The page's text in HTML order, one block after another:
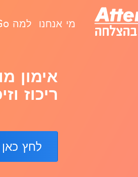
מי אנחנו למה AttenGo
אימון
ריכוז
לחץ